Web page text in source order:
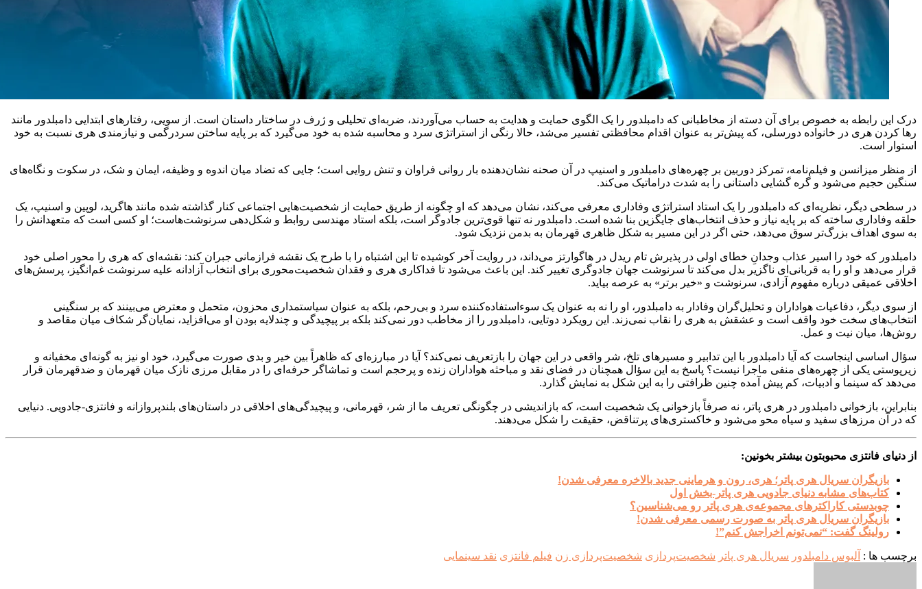
درک این رابطه به خصوص برای آن دسته از مخاطبانی که دامبلدور را یک الگوی حمایت و هدایت به حساب می‌آوردند، ضربه‌ای تحلیلی و ژرف در ساختار داستان است. از سویی، رفتارهای ابتدایی دامبلدور مانند
رها کردن هری در خانواده دورسلی، که پیش‌تر به عنوان اقدام محافظتی تفسیر می‌شد، حالا رنگی از استراتژی سرد و محاسبه شده به خود می‌گیرد که بر پایه ساختن سردرگمی و نیازمندی هری نسبت به خود
استوار است.
از منظر میزانسن و فیلم‌نامه، تمرکز دوربین بر چهره‌های دامبلدور و اسنیپ در آن صحنه نشان‌دهنده بار روانی فراوان و تنش روایی است؛ جایی که تضاد میان اندوه و وظیفه، ایمان و شک، در سکوت و نگاه‌های
سنگین حجیم می‌شود و گره گشایی داستانی را به شدت دراماتیک می‌کند.
در سطحی دیگر، نظریه‌ای که دامبلدور را یک استاد استراتژی وفاداری معرفی می‌کند، نشان می‌دهد که او چگونه از طریق حمایت از شخصیت‌هایی اجتماعی کنار گذاشته شده مانند هاگرید، لوپین و اسنیپ، یک
حلقه وفاداری ساخته که بر پایه نیاز و حذف انتخاب‌های جایگزین بنا شده است. دامبلدور نه تنها قوی‌ترین جادوگر است، بلکه استاد مهندسی روابط و شکل‌دهی سرنوشت‌هاست؛ او کسی است که متعهدانش را
به سوی اهداف بزرگ‌تر سوق می‌دهد، حتی اگر در این مسیر به شکل ظاهری قهرمان به بدمن نزدیک شود.
دامبلدور که خود را اسیر عذاب وجدانِ خطای اولی در پذیرش تام ریدل در هاگوارتز می‌داند، در روایت آخر کوشیده تا این اشتباه را با طرح یک نقشه فرازمانی جبران کند: نقشه‌ای که هری را محور اصلی خود
قرار می‌دهد و او را به قربانی‌ای ناگزیر بدل می‌کند تا سرنوشت جهان جادوگری تغییر کند. این باعث می‌شود تا فداکاری هری و فقدان شخصیت‌محوری برای انتخاب آزادانه علیه سرنوشت غم‌انگیز، پرسش‌های
اخلاقی عمیقی درباره مفهوم آزادی، سرنوشت و «خیر برتر» به عرصه بیاید.
از سوی دیگر، دفاعیات هواداران و تحلیل‌گران وفادار به دامبلدور، او را نه به عنوان یک سوءاستفاده‌کننده سرد و بی‌رحم، بلکه به عنوان سیاستمداری محزون، متحمل و معترض می‌بینند که بر سنگینی
انتخاب‌های سخت خود واقف است و عشقش به هری را نقاب نمی‌زند. این رویکرد دوتایی، دامبلدور را از مخاطب دور نمی‌کند بلکه بر پیچیدگی و چندلایه بودن او می‌افزاید، نمایان‌گر شکاف میان مقاصد و
روش‌ها، میان نیت و عمل.
سؤال اساسی اینجاست که آیا دامبلدور با این تدابیر و مسیرهای تلخ، شر واقعی در این جهان را بازتعریف نمی‌کند؟ آیا در مبارزه‌ای که ظاهراً بین خیر و بدی صورت می‌گیرد، خود او نیز به گونه‌ای مخفیانه و
زیرپوستی یکی از چهره‌های منفی ماجرا نیست؟ پاسخ به این سؤال همچنان در فضای نقد و مباحثه هواداران زنده و پرحجم است و تماشاگر حرفه‌ای را در مقابل مرزی نازک میان قهرمان و ضدقهرمان قرار
می‌دهد که سینما و ادبیات، کم پیش آمده چنین ظرافتی را به این شکل به نمایش گذارد.
بنابراین، بازخوانی دامبلدور در هری پاتر، نه صرفاً بازخوانی یک شخصیت است، که بازاندیشی در چگونگی تعریف ما از شر، قهرمانی، و پیچیدگی‌های اخلاقی در داستان‌های بلندپروازانه و فانتزی-جادویی. دنیایی
که در آن مرزهای سفید و سیاه محو می‌شود و خاکستری‌های پرتناقض، حقیقت را شکل می‌دهند.
از دنیای فانتزی محبوبتون بیشتر بخونین:
بازیگران سریال هری پاتر؛ هری، رون و هرماینی جدید بالاخره معرفی شدن!
کتاب‌های مشابه دنیای جادویی هری پاتر-بخش اول
چوبدستی کاراکترهای مجموعه‌ی هری پاتر رو می‌شناسین؟
بازیگران سریال هری پاتر به صورت رسمی معرفی شدن!
رولینگ گفت: “نمی‌تونم اخراجش کنم”!
برچسب ها : آلبوس دامبلدور سریال هری پاتر شخصیت‌پردازی شخصیت‌پردازی زن فیلم فانتزی نقد سینمایی